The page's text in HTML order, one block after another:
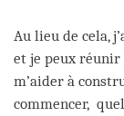
Au lieu de cela,
et je peux réunir
m’aider à
commencer,